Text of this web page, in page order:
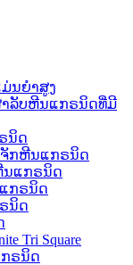
ນຍຳສູງ
ຳລັບຫີນແກຣນິດທີ່ມີ
ນິດ
ກຫີນແກຣນິດ
ນແກຣນິດ
ກຣນິດ
ນິດ
Tri Square
ຣນິດ